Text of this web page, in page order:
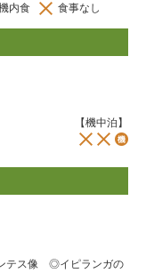
内食 食事なし
【機中泊】
テス像 ◎イピランガの